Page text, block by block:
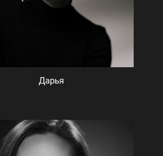
Дарья